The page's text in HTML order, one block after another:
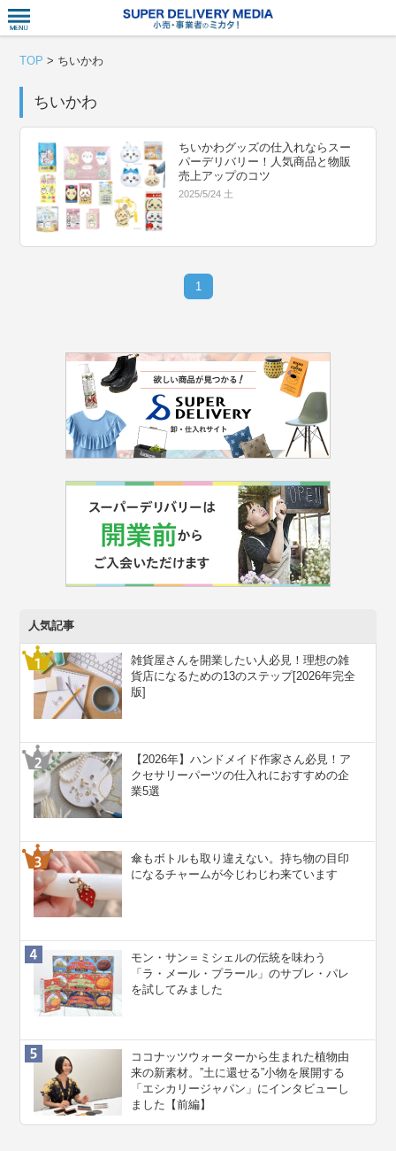
TOP > ちいかわ
ちいかわ
ちいかわグッズの仕入れならスー
パーデリバリー！人気商品と物販
売上アップのコツ
2025/5/24 土
1
人気記事
雑貨屋さんを開業したい人必見！理想の雑
貨店になるための13のステップ[2026年完全
版]
【2026年】ハンドメイド作家さん必見！ア
クセサリーパーツの仕入れにおすすめの企
業5選
傘もボトルも取り違えない。持ち物の目印
になるチャームが今じわじわ来ています
モン・サン＝ミシェルの伝統を味わう
「ラ・メール・プラール」のサブレ・パレ
を試してみました
ココナッツウォーターから生まれた植物由
来の新素材。”⼟に還せる”小物を展開する
「エシカリージャパン」にインタビューし
ました【前編】